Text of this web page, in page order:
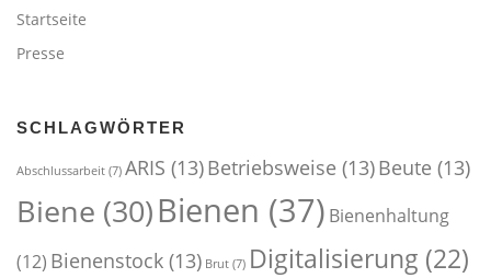
Startseite
Presse
SCHLAGWÖRTER
Abschlussarbeit (7) ARIS (13)Betriebsweise (13)Beute (13)
Biene (30)Bienen (37) Bienenhaltung
(12) Bienenstock (13) Brut (7) Digitalisierung (22)